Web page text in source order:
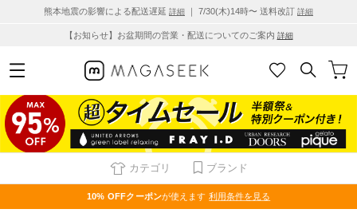
熊本地震の影響による配送遅延 詳細 ｜ 7/30(木)14時〜 送料改訂 詳細
【お知らせ】お盆期間の営業・配送についてのご案内 詳細
カテゴリ ブランド
10% OFFクーポンが使えます 利用条件を見る